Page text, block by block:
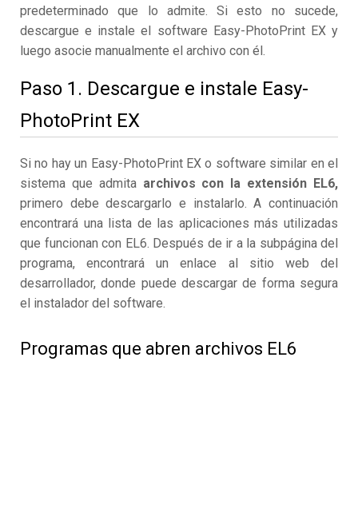
predeterminado que lo admite. Si esto no sucede,
descargue e instale el software Easy-PhotoPrint EX y
luego asocie manualmente el archivo con él.
Paso 1. Descargue e instale Easy-
PhotoPrint EX
Si no hay un Easy-PhotoPrint EX o software similar en el
sistema que admita archivos con la extensión EL6,
primero debe descargarlo e instalarlo. A continuación
encontrará una lista de las aplicaciones más utilizadas
que funcionan con EL6. Después de ir a la subpágina del
programa, encontrará un enlace al sitio web del
desarrollador, donde puede descargar de forma segura
el instalador del software.
Programas que abren archivos EL6